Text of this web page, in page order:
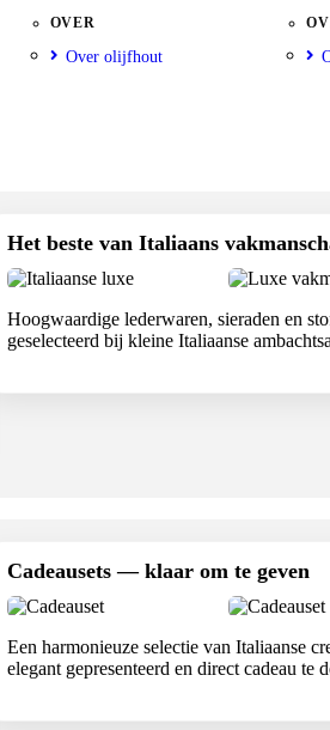
OVER
Over olijfhout
Het beste van Italiaans
Hoogwaardige lederwaren, sieraden en
geselecteerd bij kleine Italiaanse
Cadeausets — klaar om te geven
Een harmonieuze selectie van Italiaanse
elegant gepresenteerd en direct cadeau te